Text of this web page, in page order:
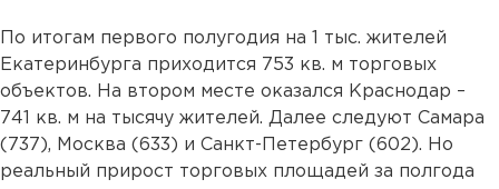
По итогам первого полугодия на 1 тыс. жителей
Екатеринбурга приходится 753 кв. м торговых
объектов. На втором месте оказался Краснодар –
741 кв. м на тысячу жителей. Далее следуют Самара
(737), Москва (633) и Санкт-Петербург (602). Но
реальный прирост торговых площадей за полгода